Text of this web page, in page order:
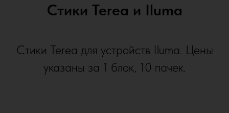
Стики Terea и Iluma
Стики Terea для устройств Iluma. Цены
указаны за 1 блок, 10 пачек.